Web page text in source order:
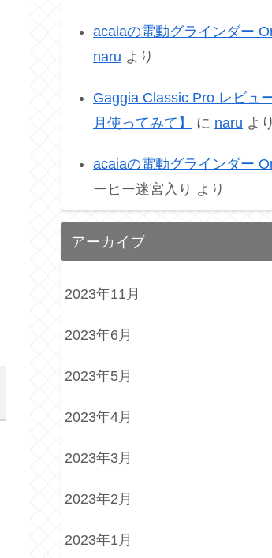
acaiaの電動グラインダー
naru より
Gaggia Classic Pro レビュ
月使ってみて】
に naru より
acaiaの電動グラインダー
ーヒー迷宮入り より
アーカイブ
2023年11月
2023年6月
2023年5月
2023年4月
2023年3月
2023年2月
2023年1月